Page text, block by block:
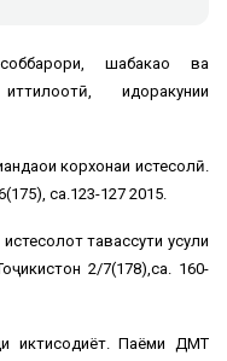
шабакаҳо ва
идоракунии
корхонаи истеҳсолӣ.
саҳ.123-127 2015.
тавассути усули
2/7(178),саҳ. 160-
иктисодиёт. Паёми ДМТ